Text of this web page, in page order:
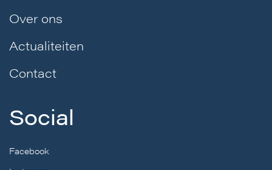
Over ons
Actualiteiten
Contact
Social
Facebook